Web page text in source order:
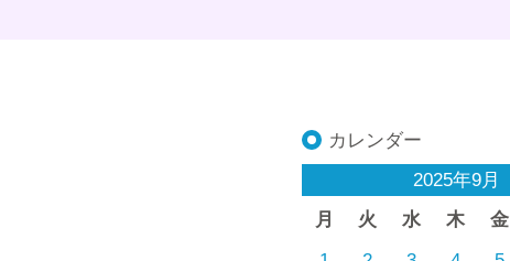
カレンダー
2025年9月
月
火 水 木 金